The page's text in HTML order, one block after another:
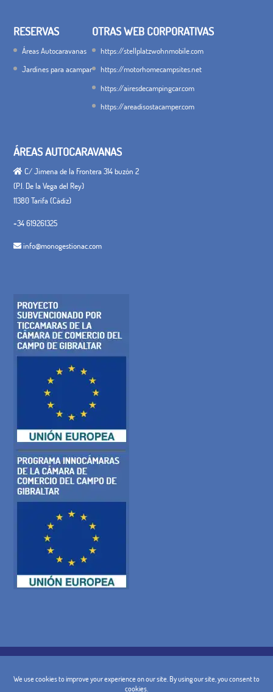
RESERVAS
Áreas Autocaravanas
Jardines para acampar
OTRAS WEB CORPORATIVAS
https://stellplatzwohnmobile.com
https://motorhomecampsites.net
https://airesdecampingcar.com
https://areadisostacamper.com
ÁREAS AUTOCARAVANAS
C/ Jimena de la Frontera 314 buzón 2
(P.I. De la Vega del Rey)
11380 Tarifa (Cádiz)
+34 619261325
info@monogestionac.com
AVISO LEGAL
CONDICIONES GENERALES